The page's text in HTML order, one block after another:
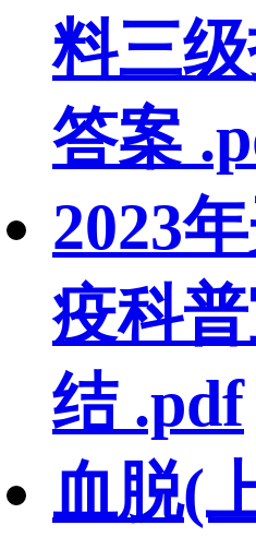
料三
答案
2023
疫科
结 .pdf
血脱(